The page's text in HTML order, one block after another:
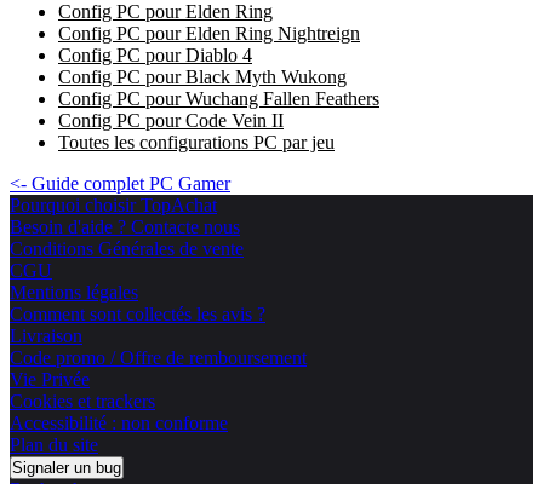
Config PC pour Elden Ring
Config PC pour Elden Ring Nightreign
Config PC pour Diablo 4
Config PC pour Black Myth Wukong
Config PC pour Wuchang Fallen Feathers
Config PC pour Code Vein II
Toutes les configurations PC par jeu
<- Guide complet PC Gamer
Pourquoi choisir TopAchat
Besoin d'aide ? Contacte nous
Conditions Générales de vente
CGU
Mentions légales
Comment sont collectés les avis ?
Livraison
Code promo / Offre de remboursement
Vie Privée
Cookies et trackers
Accessibilité : non conforme
Plan du site
Signaler un bug